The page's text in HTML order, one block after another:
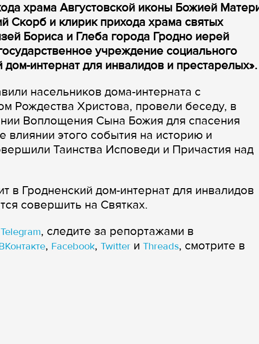
храма Августовской иконы Божией
Скорб и клирик прихода храма святых
Бориса и Глеба города Гродно иерей
учреждение социального
интернат для инвалидов и престарелых».
насельников дома-интерната с
Рождества Христова, провели беседу, в
Воплощения Сына Божия для спасения
влиянии этого события на историю и
Таинства Исповеди и Причастия над
в Гродненский дом-интернат для инвалидов
совершить на Святках.
Telegram, следите за репортажами в
, Facebook, Twitter и Threads, смотрите в